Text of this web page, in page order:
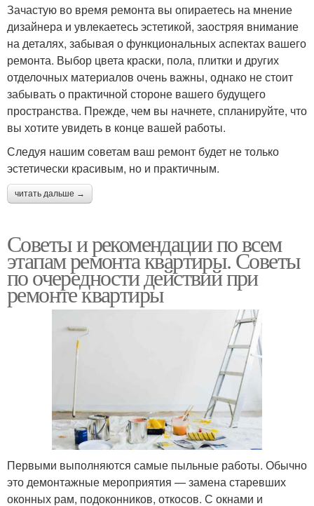
Зачастую во время ремонта вы опираетесь на мнение
дизайнера и увлекаетесь эстетикой, заостряя внимание
на деталях, забывая о функциональных аспектах вашего
ремонта. Выбор цвета краски, пола, плитки и других
отделочных материалов очень важны, однако не стоит
забывать о практичной стороне вашего будущего
пространства. Прежде, чем вы начнете, спланируйте, что
вы хотите увидеть в конце вашей работы.
Следуя нашим советам ваш ремонт будет не только
эстетически красивым, но и практичным.
читать дальше →
Советы и рекомендации по всем
этапам ремонта квартиры. Советы
по очередности действий при
ремонте квартиры
Первыми выполняются самые пыльные работы. Обычно
это демонтажные мероприятия — замена старевших
оконных рам, подоконников, откосов. С окнами и